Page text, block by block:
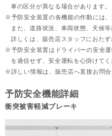
車の区分が異なる場合があります。
予防安全装置の各機能の作動には
また、道路状況、車両状態、天候
詳しくは、販売店スタッフにおたず
予防安全装置はドライバーの安全
を過信せず、安全運転を心掛けてく
詳しい情報は、販売店へ直接お問合
予防安全機能詳細
衝突被害軽減ブレーキ